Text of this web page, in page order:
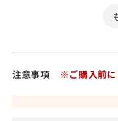
食卓に笑顔を運ぶ、イタ
る
「Vetro Felice（ヴェトロ
注意事項 ※ご購入前